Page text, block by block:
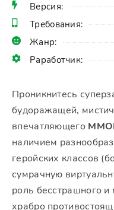
Версия:
Требования:
Жанр:
Раработчик:
Проникнитесь
будоражащей,
впечатляющего
наличием
геройских классов
сумрачную
роль бесстрашного
храбро